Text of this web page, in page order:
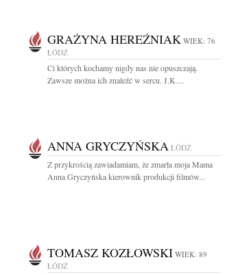
GRAŻYNA HEREŹNIAK WIEK: 76
ŁÓDŹ
Ci których kochamy nigdy nas nie opuszczają.
Zawsze można ich znaleźć w sercu. J.K....
ANNA GRYCZYŃSKA ŁÓDŹ
Z przykrością zawiadamiam, że zmarła moja Mama
Anna Gryczyńska kierownik produkcji filmów...
TOMASZ KOZŁOWSKI WIEK: 89
ŁÓDŹ